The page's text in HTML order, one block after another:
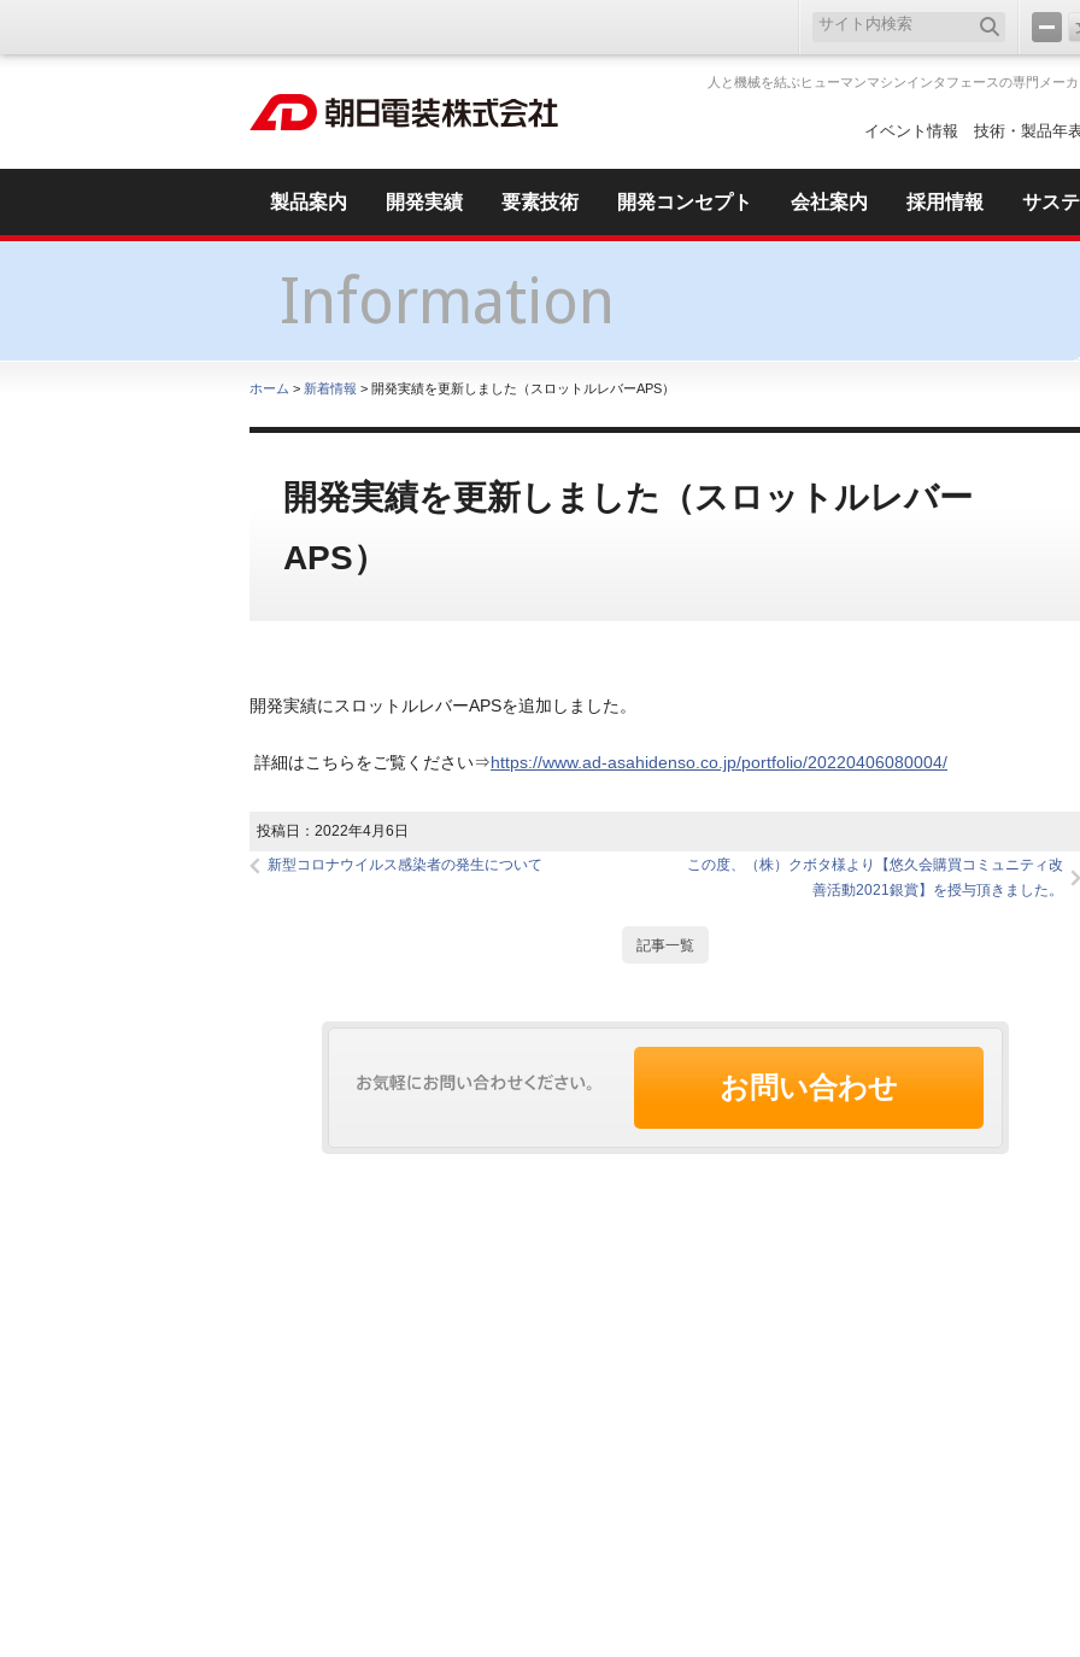
人と機械を結ぶヒューマンマシンインタフェースの専門メー
イベント情報 技術・製品年
製品案内 開発実績 要素技術 開発コンセプト 会社案内 採用情報 サス
Information
ホーム > 新着情報 > 開発実績を更新しました（スロットルレバーAPS）
開発実績を更新しました（スロットルレバー
APS）
開発実績にスロットルレバーAPSを追加しました。
詳細はこちらをご覧ください⇒https://www.ad-asahidenso.co.jp/portfolio/20220406080004/
投稿日：2022年4月6日
この度、（株）クボタ様より【悠久会購買コミュニティ改
善活動2021銀賞】を授与頂きました。
新型コロナウイルス感染者の発生について
記事一覧
お問い合わせ